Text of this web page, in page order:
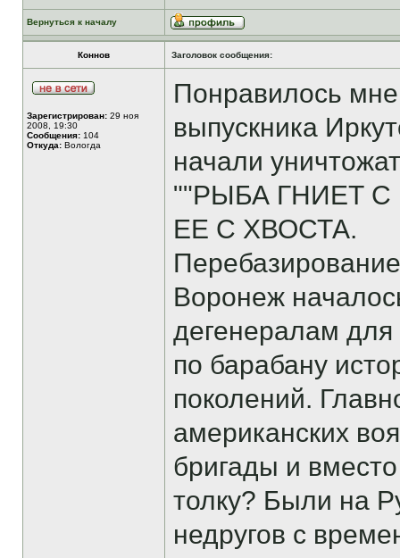
Вернуться к началу
Коннов Заголовок сообщения:
Зарегистрирован: 29 ноя
2008, 19:30
Сообщения: 104
Откуда: Вологда
Понравилось
выпускника
начали
""РЫБА ГНИЕТ
ЕЕ С ХВОСТА.
Воронеж
дегенералам для
по барабану
поколений.
американских
бригады и
толку? Были на
недругов с